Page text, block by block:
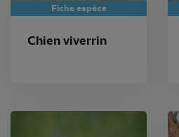
Fiche espèce
Chien viverrin